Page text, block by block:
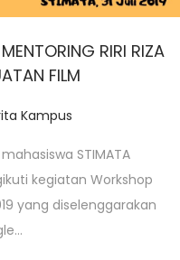
RIRI RIZA
FILM
in
Kampus
STIMATA
kegiatan Workshop
yang diselenggarakan